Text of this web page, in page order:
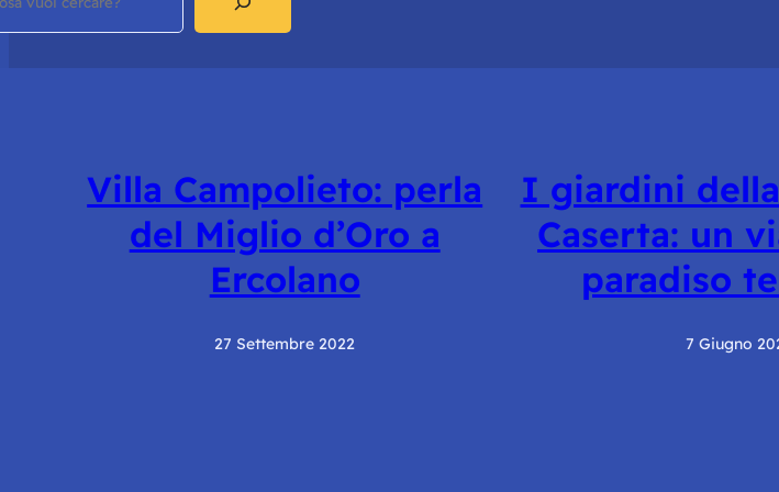
Villa Campolieto: perla
del Miglio d’Oro a
Ercolano
27 Settembre 2022
I giardini
Caserta: un
paradiso
7 Giugno